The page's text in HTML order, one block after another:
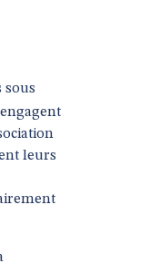
sous
leurs